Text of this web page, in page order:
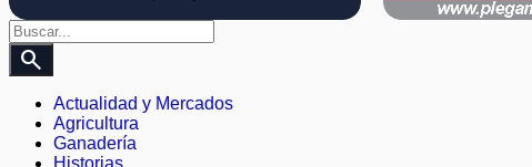
search
Actualidad y Mercados
Agricultura
Ganadería
Historias